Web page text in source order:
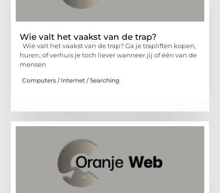
Wie valt het vaakst van de trap?
Wie valt het vaakst van de trap? Ga je trapliften kopen,
huren, of verhuis je toch liever wanneer jij of één van de
mensen
Computers / Internet / Searching